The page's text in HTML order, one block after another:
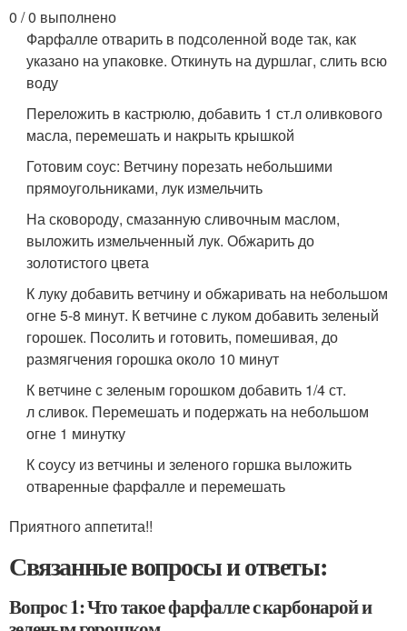
0 / 0 выполнено
Фарфалле отварить в подсоленной воде так, как
указано на упаковке. Откинуть на дуршлаг, слить всю
воду
Переложить в кастрюлю, добавить 1 ст.л оливкового
масла, перемешать и накрыть крышкой
Готовим соус: Ветчину порезать небольшими
прямоугольниками, лук измельчить
На сковороду, смазанную сливочным маслом,
выложить измельченный лук. Обжарить до
золотистого цвета
К луку добавить ветчину и обжаривать на небольшом
огне 5-8 минут. К ветчине с луком добавить зеленый
горошек. Посолить и готовить, помешивая, до
размягчения горошка около 10 минут
К ветчине с зеленым горошком добавить 1/4 ст.
л сливок. Перемешать и подержать на небольшом
огне 1 минутку
К соусу из ветчины и зеленого горшка выложить
отваренные фарфалле и перемешать
Приятного аппетита!!
Связанные вопросы и ответы:
Вопрос 1: Что такое фарфалле с карбонарой и